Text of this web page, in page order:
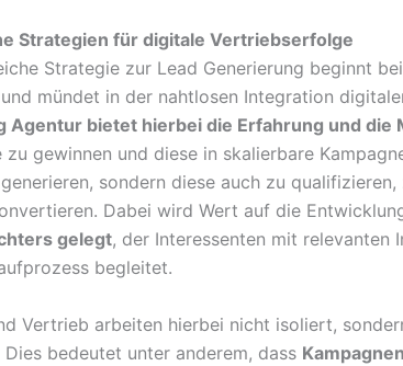
Strategien für digitale Vertriebserfolge
Strategie zur Lead Generierung beginnt
mündet in der nahtlosen Integration
Agentur bietet hierbei die Erfahrung und die
zu gewinnen und diese in skalierbare
sondern diese auch zu
Dabei wird Wert auf die
gelegt, der Interessenten mit relevanten
begleitet.
Vertrieb arbeiten hierbei nicht isoliert,
bedeutet unter anderem, dass